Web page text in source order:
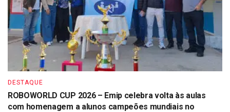
DESTAQUE
ROBOWORLD CUP 2026 – Emip celebra volta às aulas
com homenagem a alunos campeões mundiais no